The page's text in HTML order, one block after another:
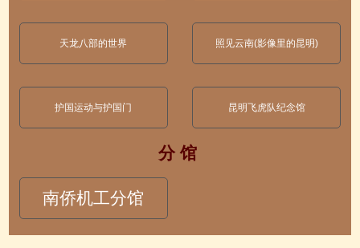
天龙八部的世界 照见云南(影像里的昆明)
护国运动与护国门 昆明飞虎队纪念馆
分 馆
南侨机工分馆